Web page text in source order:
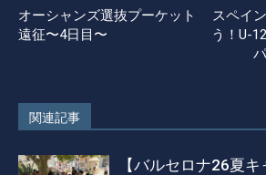
オーシャンズ選抜プーケット
遠征〜4日目〜
スペイ
う！U-
関連記事
【バルセロナ26夏キ